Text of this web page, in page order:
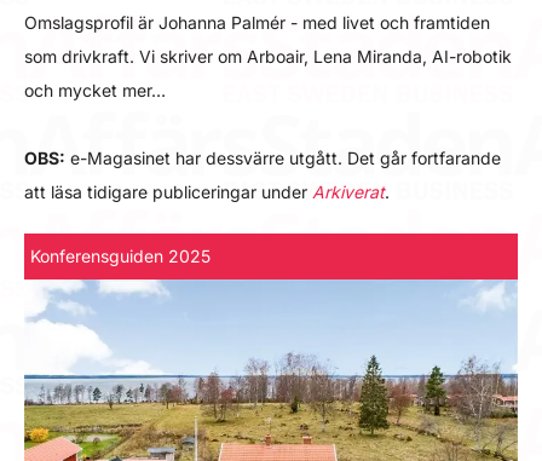
Omslagsprofil är Johanna Palmér - med livet och framtiden
som drivkraft. Vi skriver om Arboair, Lena Miranda, AI-robotik
och mycket mer…
OBS: e-Magasinet har dessvärre utgått. Det går fortfarande
att läsa tidigare publiceringar under Arkiverat.
Konferensguiden 2025